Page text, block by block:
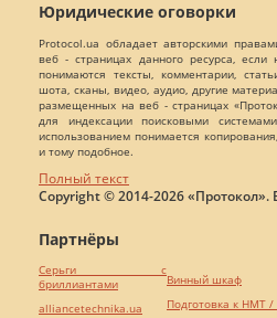
Юридические оговорки
Protocol.ua обладает авторскими
веб - страницах данного ресурса,
понимаются тексты, комментарии,
шота, сканы, видео, аудио, другие
размещенных на веб - страницах
для индексации поисковыми
использованием понимается
и тому подобное.
Полный текст
Copyright © 2014-2026
Партнёры
Серьги с
бриллиантами
alliancetechnika.ua
Винный шкаф
Подготовка к НМТ